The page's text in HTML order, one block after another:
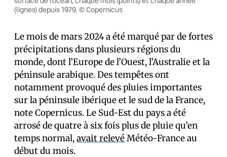
(lignes) depuis 1979. © Copernicus
Le mois de mars 2024 a été marqué par de fortes
précipitations dans plusieurs régions du
monde, dont l’Europe de l’Ouest, l’Australie et la
péninsule arabique. Des tempêtes ont
notamment provoqué des pluies importantes
sur la péninsule ibérique et le sud de la France,
note Copernicus. Le Sud-Est du pays a été
arrosé de quatre à six fois plus de pluie qu’en
temps normal,avait relevéMétéo-France au
début du mois.